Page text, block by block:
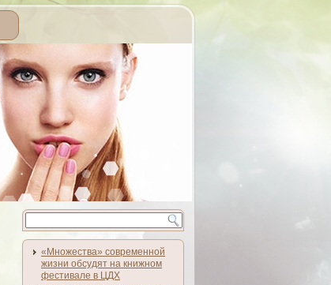
«Множества» современной
жизни обсудят на книжном
фестивале в ЦДХ